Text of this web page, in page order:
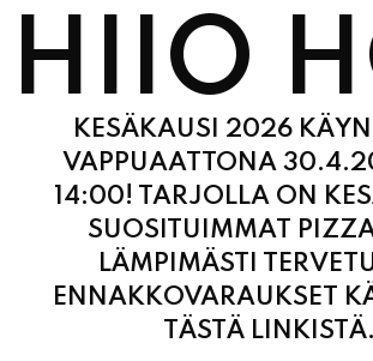
KESÄKAUSI 2026
VAPPUAATTONA
14:00! TARJOLLA ON
SUOSITUIMMAT
LÄMPIMÄSTI
ENNAKKOVARAUKSET
TÄSTÄ